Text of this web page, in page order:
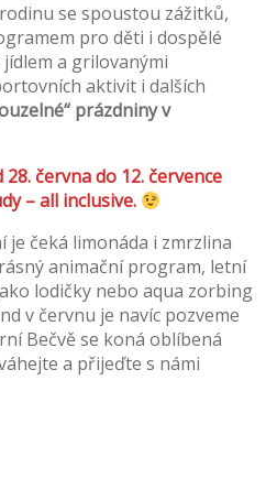
se spoustou zážitků,
pro děti i dospělé
a grilovanými
aktivit i dalších
prázdniny v
června do 12. července
– all inclusive.
je čeká limonáda i zmrzlina
animační program, letní
lodičky nebo aqua zorbing
v červnu je navíc pozveme
Bečvě se koná oblíbená
a přijeďte s námi